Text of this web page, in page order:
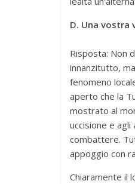
D. Una vostra
Risposta: Non
innanzitutto,
fenomeno
aperto che la
mostrato al
uccisione e agli
combattere.
appoggio con
Chiaramente il